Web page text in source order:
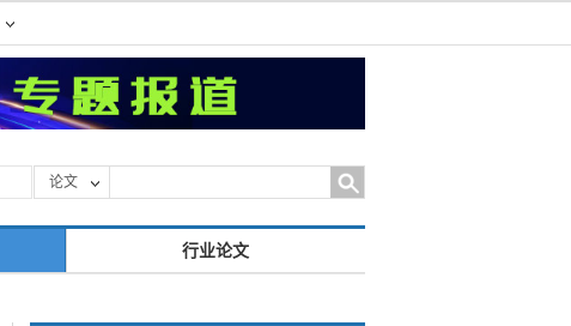
论文
行业论文